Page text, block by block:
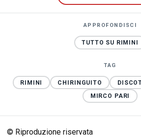
APPROFONDISCI
TUTTO SU RIMINI
TAG
RIMINI CHIRINGUITO
MIRCO PARI
© Riproduzione riservata